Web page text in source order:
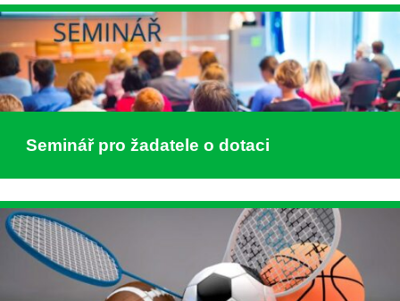
Seminář pro žadatele o dotaci